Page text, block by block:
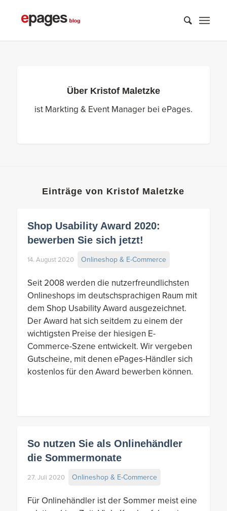
Über Kristof Maletzke
ist Markting & Event Manager bei ePages.
Einträge von Kristof Maletzke
Shop Usability Award 2020:
bewerben Sie sich jetzt!
14. August 2020 Onlineshop & E-Commerce
Seit 2008 werden die nutzerfreundlichsten
Onlineshops im deutschsprachigen Raum mit
dem Shop Usability Award ausgezeichnet.
Der Award hat sich seitdem zu einem der
wichtigsten Preise der hiesigen E-
Commerce-Szene entwickelt. Wir vergeben
Gutscheine, mit denen ePages-Händler sich
kostenlos für den Award bewerben können.
So nutzen Sie als Onlinehändler
die Sommermonate
27. Juli 2020 Onlineshop & E-Commerce
Für Onlinehändler ist der Sommer meist eine